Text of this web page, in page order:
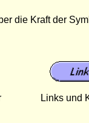
die Kraft der
Links und